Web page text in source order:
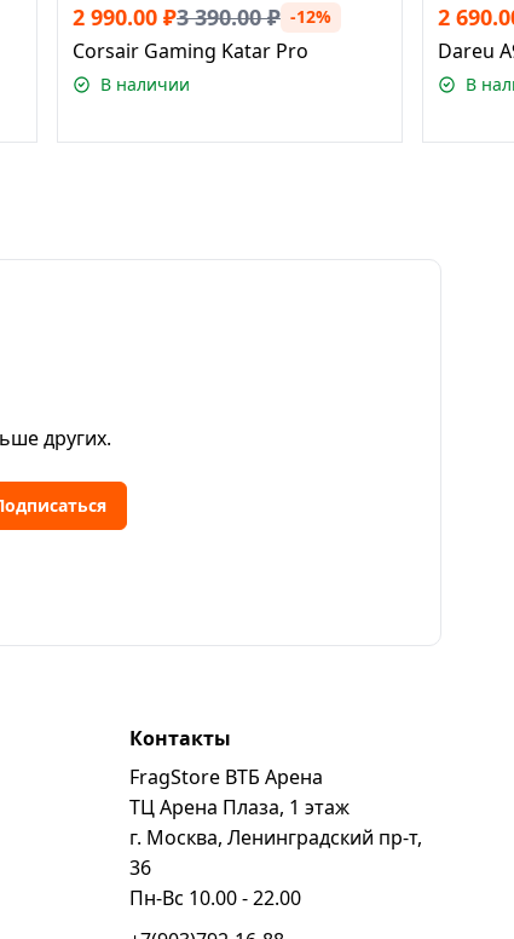
2 990.00 ₽3 390.00₽ -12%
Corsair Gaming Katar Pro
В наличии
2
Dareu
В
других.
Контакты
FragStore ВТБ Арена
ТЦ Арена Плаза, 1 этаж
г. Москва, Ленинградский пр-т,
36
Пн-Вс 10.00 - 22.00